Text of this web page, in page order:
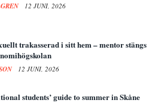
12 JUNI, 2026
trakasserad i sitt hem – mentor stängs
12 JUNI, 2026
students’ guide to summer in Skåne